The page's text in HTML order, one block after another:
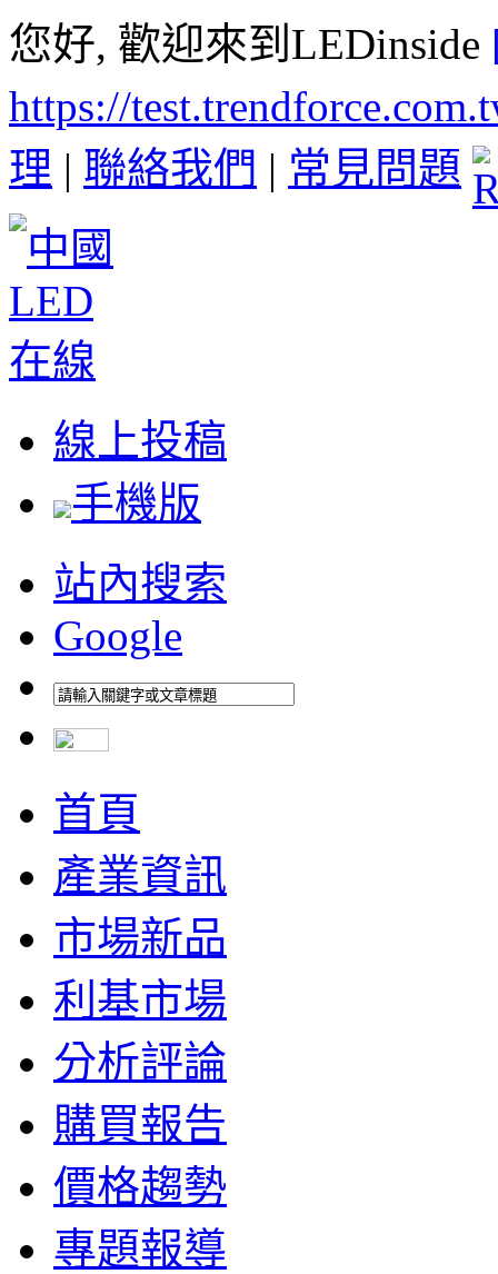
您好, 歡迎來到LEDinside
https://
理 | 聯絡我們 | 常見問題
線上投稿
手機版
站內搜索
Google
首頁
產業資訊
市場新品
利基市場
分析評論
購買報告
價格趨勢
專題報導